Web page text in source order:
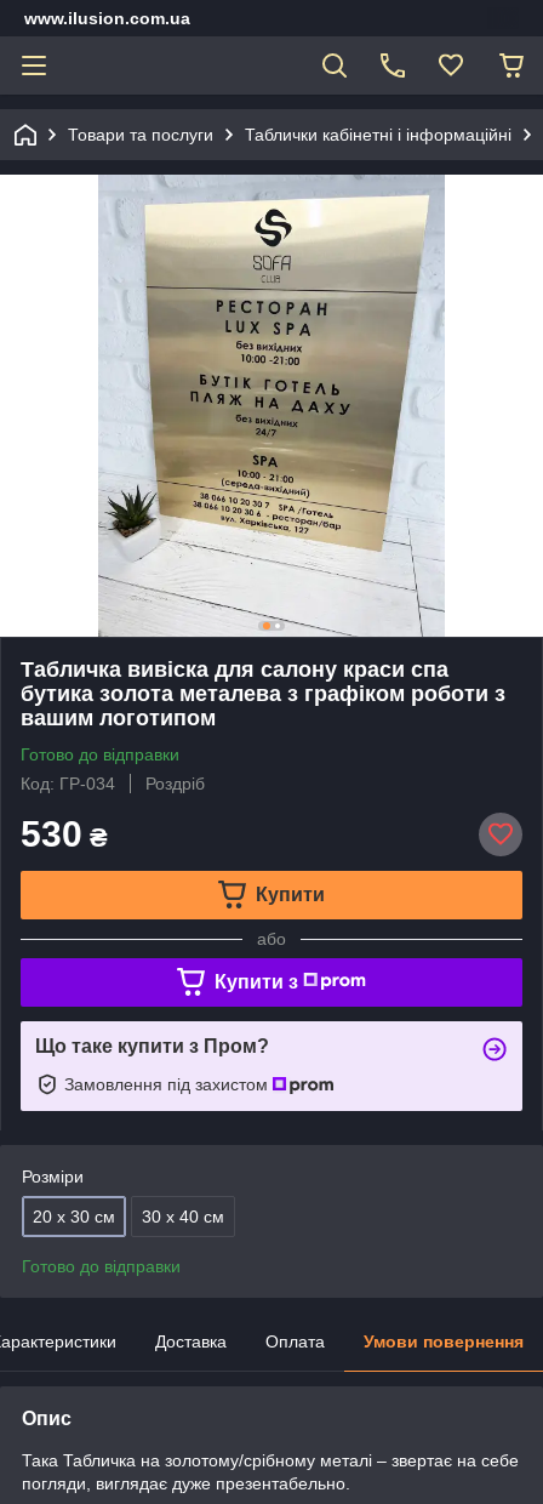
www.ilusion.com.ua
Товари та послуги Таблички кабінетні і інформаційні
Табличка вивіска для салону краси спа
бутика золота металева з графіком роботи з
вашим логотипом
Готово до відправки
Код: ГР-034
Роздріб
530 ₴
Купити
або
Купити з
Що таке купити з Пром?
Замовлення під захистом
Розміри
20 х 30 см 30 х 40 см
Готово до відправки
Доставка Оплата Умови повернення
Опис
Така Табличка на золотому/срібному металі – звертає на себе
погляди, виглядає дуже презентабельно.